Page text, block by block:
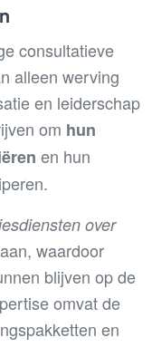
consultatieve
alleen werving
en leiderschap
om hun
en hun
over
waardoor
blijven op de
omvat de
en